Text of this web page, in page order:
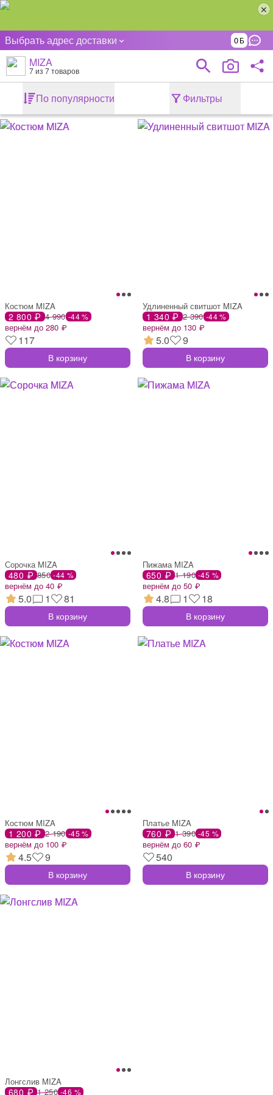
Выбрать адрес доставки 0
MIZA
7из 7 товаров
По популярности Фильтры
Костюм MIZA
2 800 ₽ 4 990 -44 %
вернём до 280 ₽
117
В корзину
Удлиненный свитшот MIZA
1 340 ₽ 2 390 -44 %
вернём до 130 ₽
5.0 9
В корзину
Сорочка MIZA
480 ₽ 850 -44 %
вернём до 40 ₽
5.0 1 81
В корзину
Пижама MIZA
650 ₽ 1 190 -45 %
вернём до 50 ₽
4.8 1 18
В корзину
Костюм MIZA
1 200 ₽ 2 190 -45 %
вернём до 100 ₽
4.5 9
В корзину
Платье MIZA
760 ₽ 1 390 -45 %
вернём до 60 ₽
540
В корзину
Лонгслив MIZA
680 ₽ 1 250 -46 %